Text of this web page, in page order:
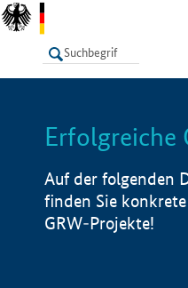
LISTE
Erfolgreiche
Auf der folgenden
finden Sie
GRW-Projekte!